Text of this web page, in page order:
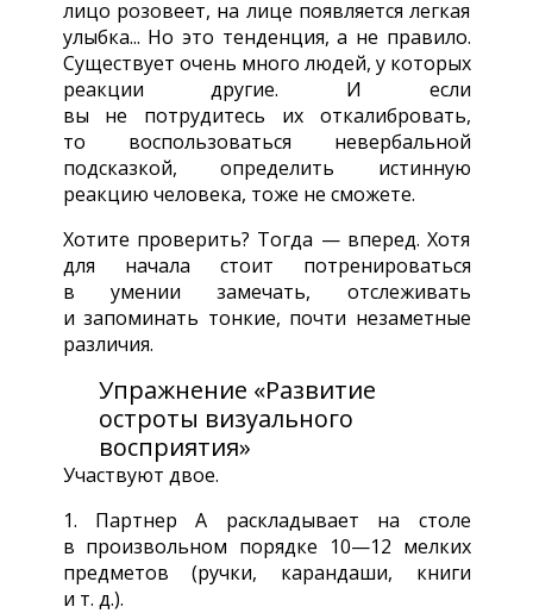
лицо розовеет, на лице появляется легкая
улыбка... Но это тенденция, а не правило.
Существует очень много людей, у которых
реакции другие. И если
вы не потрудитесь их откалибровать,
то воспользоваться невербальной
подсказкой, определить истинную
реакцию человека, тоже не сможете.
Хотите проверить? Тогда — вперед. Хотя
для начала стоит потренироваться
в умении замечать, отслеживать
и запоминать тонкие, почти незаметные
различия.
Упражнение «Развитие
остроты визуального
восприятия»
Участвуют двое.
1. Партнер А раскладывает на столе
в произвольном порядке 10—12 мелких
предметов (ручки, карандаши, книги
и т. д.).